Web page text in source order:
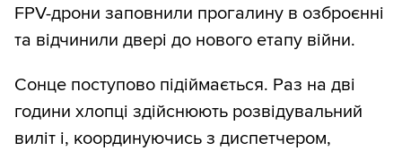
FPV-дрони заповнили прогалину в озброєнні
та відчинили двері до нового етапу війни.
Сонце поступово підіймається. Раз на дві
години хлопці здійснюють розвідувальний
виліт і, координуючись з диспетчером,